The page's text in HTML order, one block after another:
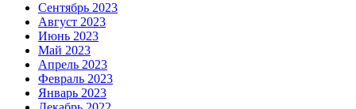
Сентябрь 2023
Август 2023
Июнь 2023
Май 2023
Апрель 2023
Февраль 2023
Январь 2023